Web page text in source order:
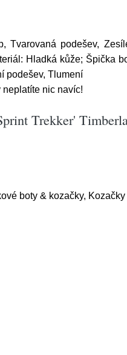
Tvarovaná podešev,
Hladká kůže; Špička
podešev, Tlumení
nic navíc!
Trekker'
boty & kozačky, Kozačky